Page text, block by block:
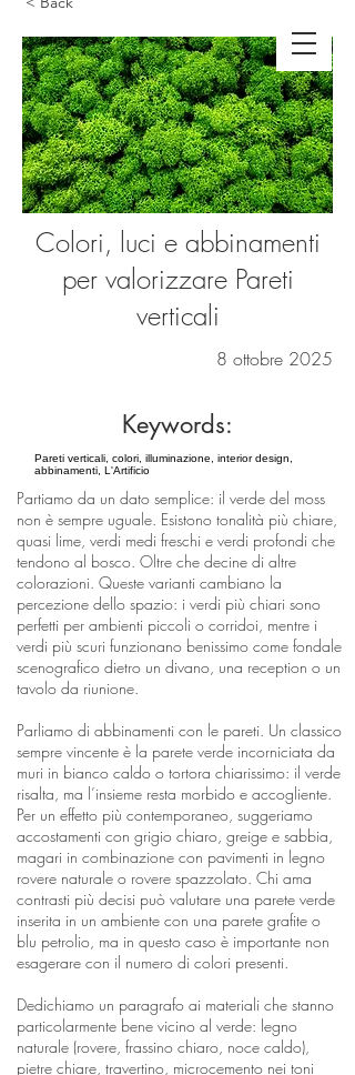
Colori, luci e abbinamenti
per valorizzare Pareti
verticali
8 ottobre 2025
Keywords:
Pareti verticali, colori, illuminazione, interior design,
abbinamenti, L'Artificio
Partiamo da un dato semplice: il verde del moss
non è sempre uguale. Esistono tonalità più chiare,
quasi lime, verdi medi freschi e verdi profondi che
tendono al bosco. Oltre che decine di altre
colorazioni. Queste varianti cambiano la
percezione dello spazio: i verdi più chiari sono
perfetti per ambienti piccoli o corridoi, mentre i
verdi più scuri funzionano benissimo come fondale
scenografico dietro un divano, una reception o un
tavolo da riunione.
Parliamo di abbinamenti con le pareti. Un classico
sempre vincente è la parete verde incorniciata da
muri in bianco caldo o tortora chiarissimo: il verde
risalta, ma l’insieme resta morbido e accogliente.
Per un effetto più contemporaneo, suggeriamo
accostamenti con grigio chiaro, greige e sabbia,
magari in combinazione con pavimenti in legno
rovere naturale o rovere spazzolato. Chi ama
contrasti più decisi può valutare una parete verde
inserita in un ambiente con una parete grafite o
blu petrolio, ma in questo caso è importante non
esagerare con il numero di colori presenti.
Dedichiamo un paragrafo ai materiali che stanno
particolarmente bene vicino al verde: legno
naturale (rovere, frassino chiaro, noce caldo),
pietre chiare, travertino, microcemento nei toni